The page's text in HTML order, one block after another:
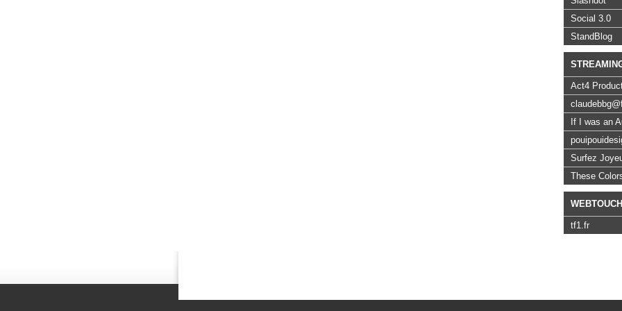
Social 3.0
StandBlog
Act4
If I was an
Surfez
These
WEBTOUCH
tf1.fr